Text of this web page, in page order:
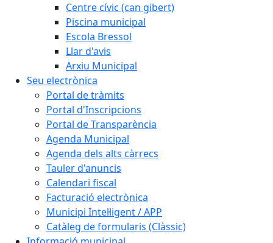
Centre cívic (can gibert)
Piscina municipal
Escola Bressol
Llar d'avis
Arxiu Municipal
Seu electrònica
Portal de tràmits
Portal d'Inscripcions
Portal de Transparència
Agenda Municipal
Agenda dels alts càrrecs
Tauler d'anuncis
Calendari fiscal
Facturació electrònica
Municipi Intel·ligent / APP
Catàleg de formularis (Clàssic)